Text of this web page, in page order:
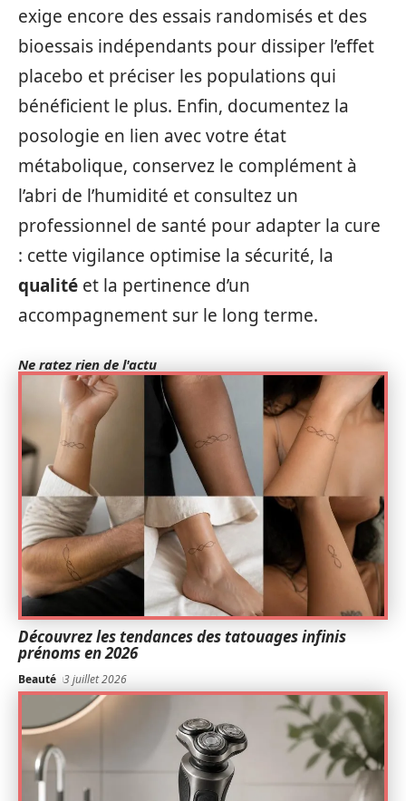
exige encore des essais randomisés et des
bioessais indépendants pour dissiper l’effet
placebo et préciser les populations qui
bénéficient le plus. Enfin, documentez la
posologie en lien avec votre état
métabolique, conservez le complément à
l’abri de l’humidité et consultez un
professionnel de santé pour adapter la cure
: cette vigilance optimise la sécurité, la
qualité et la pertinence d’un
accompagnement sur le long terme.
Ne ratez rien de l'actu
Découvrez les tendances des tatouages infinis
prénoms en 2026
Beauté 3 juillet 2026